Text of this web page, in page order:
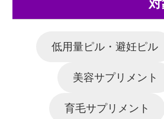
低用量ピル・避妊ピル
美容サプリメント
育毛サプリメント